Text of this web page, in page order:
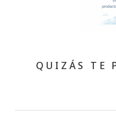
QUIZÁS TE